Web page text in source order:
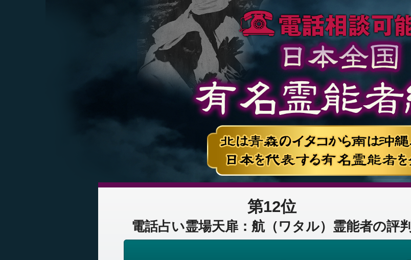
第12位
電話占い霊場天扉：航（ワタル）霊能者の評判